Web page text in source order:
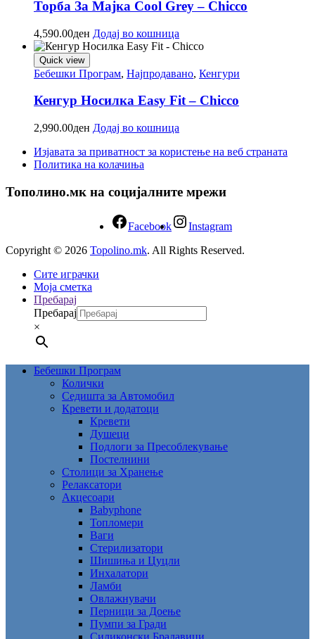
Торба За Мајка Cool Grey – Chicco
4,590.00ден Додај во кошница
Quick view
Бебешки Програм, Најпродавано, Кенгури
Кенгур Носилка Easy Fit – Chicco
2,990.00ден Додај во кошница
Изјавата за приватност за користење на веб страната
Политика на колачиња
Тополино.мк на социјалните мрежи
Facebook
Instagram
Copyright © 2026 Topolino.mk. All Rights Reserved.
Сите играчки
Моја сметка
Пребарај
Пребарај
×
Бебешки Програм
Колички
Седишта за Автомобил
Кревети и додатоци
Кревети
Душеци
Подлоги за Пресоблекување
Постелнини
Столици за Хранење
Релаксатори
Акцесоари
Babyphone
Топломери
Ваги
Стерилизатори
Шишиња и Цуцли
Инхалатори
Ламби
Овлажнувачи
Перници за Доење
Пумпи за Гради
Силиконски Брадавици